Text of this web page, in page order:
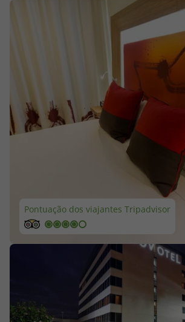
Disneyland ® Paris
Promoções
Especialistas
Rede de Lojas
Blog TopViagens
Área de Cliente
Pontuação dos viajantes Tripadvisor